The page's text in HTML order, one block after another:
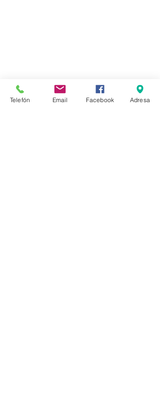
Telefón Email Facebook Adresa